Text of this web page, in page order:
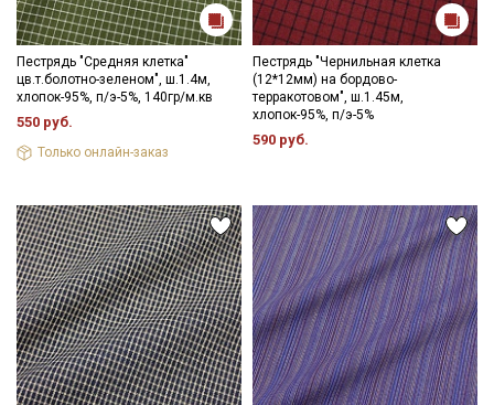
Пестрядь "Средняя клетка"
цв.т.болотно-зеленом", ш.1.4м,
хлопок-95%, п/э-5%, 140гр/м.кв
550 руб.
Только онлайн-заказ
Пестрядь "Чернильная клетка
(12*12мм) на бордово-
терракотовом", ш.1.45м,
хлопок-95%, п/э-5%
590 руб.